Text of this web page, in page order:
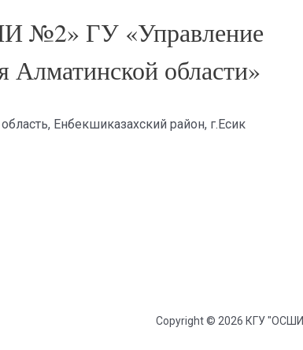
№2» ГУ «Управление
Алматинской области»
Енбекшиказахский район, г.Есик
Copyright © 2026 КГУ